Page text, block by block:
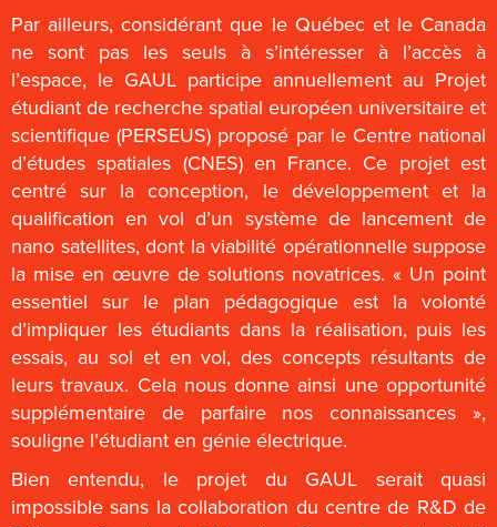
Par ailleurs, considérant que le Québec et le Canada
ne sont pas les seuls à s’intéresser à l’accès à
l’espace, le GAUL participe annuellement au Projet
étudiant de recherche spatial européen universitaire et
scientifique (PERSEUS) proposé par le Centre national
d’études spatiales (CNES) en France. Ce projet est
centré sur la conception, le développement et la
qualification en vol d’un système de lancement de
nano satellites, dont la viabilité opérationnelle suppose
la mise en œuvre de solutions novatrices. « Un point
essentiel sur le plan pédagogique est la volonté
d’impliquer les étudiants dans la réalisation, puis les
essais, au sol et en vol, des concepts résultants de
leurs travaux. Cela nous donne ainsi une opportunité
supplémentaire de parfaire nos connaissances »,
souligne l’étudiant en génie électrique.
Bien entendu, le projet du GAUL serait quasi
impossible sans la collaboration du centre de R&D de